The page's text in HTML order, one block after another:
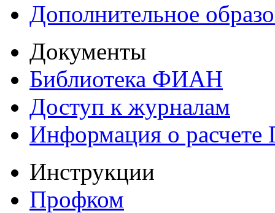
Дополнительное
Документы
Библиотека ФИАН
Доступ к журналам
Информация о
Инструкции
Профком